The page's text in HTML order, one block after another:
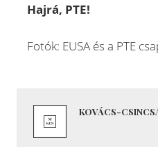
Hajrá, PTE!
Fotók: EUSA és a PTE
KOVÁCS-